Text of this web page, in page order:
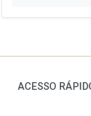
ACESSO